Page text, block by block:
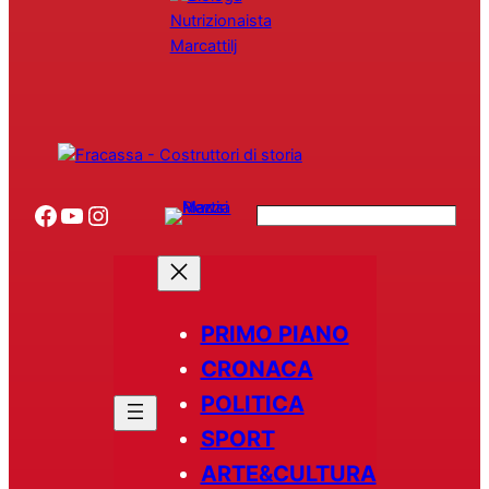
Facebook
YouTube
Instagram
PRIMO PIANO
CRONACA
POLITICA
SPORT
ARTE&CULTURA